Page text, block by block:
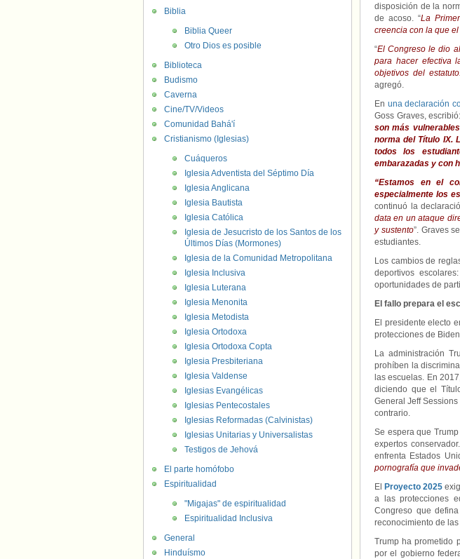
disposición de la
de acoso. “La
creencia con la que
“El Congreso le dio
para hacer efectiva
objetivos del
agregó.
En una declaración
Goss Graves,
son más
norma del Título IX.
todos los
embarazadas y con
“Estamos en el
especialmente los
continuó la
data en un ataque
y sustento”. Graves
estudiantes.
Los cambios de
deportivos
oportunidades de
El fallo prepara el
El presidente electo
protecciones de
La administración
prohíben la
las escuelas. En
diciendo que el
General Jeff
contrario.
Se espera que
expertos
enfrenta Estados
pornografía que
El Proyecto 2025
a las protecciones
Congreso que
reconocimiento de
Trump ha prometido
por el gobierno
Biblia
Biblia Queer
Otro Dios es posible
Biblioteca
Budismo
Caverna
Cine/TV/Videos
Comunidad Bahá'í
Cristianismo (Iglesias)
Cuáqueros
Iglesia Adventista del Séptimo Día
Iglesia Anglicana
Iglesia Bautista
Iglesia Católica
Iglesia de Jesucristo de los Santos de los
Últimos Días (Mormones)
Iglesia de la Comunidad Metropolitana
Iglesia Inclusiva
Iglesia Luterana
Iglesia Menonita
Iglesia Metodista
Iglesia Ortodoxa
Iglesia Ortodoxa Copta
Iglesia Presbiteriana
Iglesia Valdense
Iglesias Evangélicas
Iglesias Pentecostales
Iglesias Reformadas (Calvinistas)
Iglesias Unitarias y Universalistas
Testigos de Jehová
El parte homófobo
Espiritualidad
"Migajas" de espiritualidad
Espiritualidad Inclusiva
General
Hinduísmo